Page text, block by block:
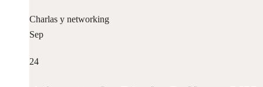
Charlas y networking
Sep
24